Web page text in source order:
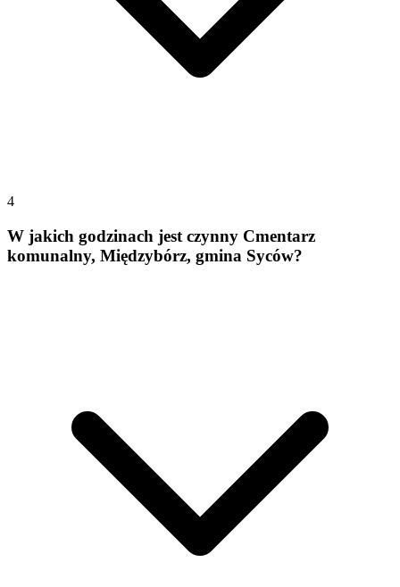
4
W jakich godzinach jest czynny Cmentarz
komunalny, Międzybórz, gmina Syców?